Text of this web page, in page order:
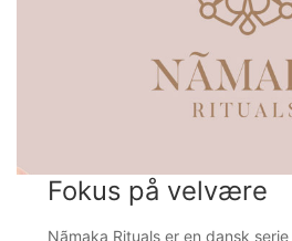
Fokus på velvære
Nãmaka Rituals er en dansk